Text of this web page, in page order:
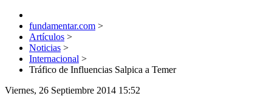
fundamentar.com >
Artículos >
Noticias >
Internacional >
Tráfico de Influencias Salpica a Temer
Viernes, 26 Septiembre 2014 15:52